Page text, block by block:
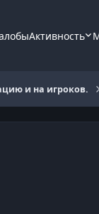
Активность
и на игроков.